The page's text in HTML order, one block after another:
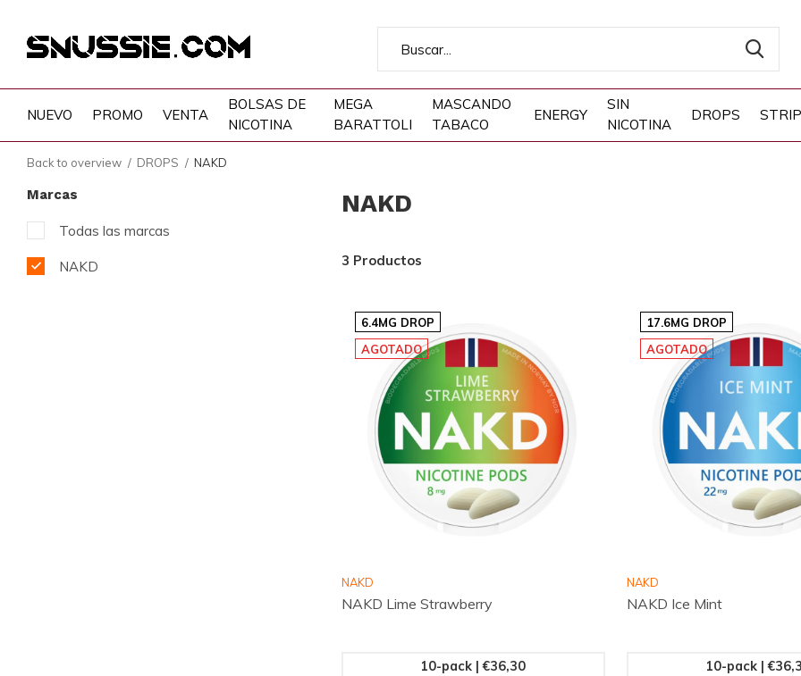
NUEVO PROMO VENTA
BOLSAS DE
NICOTINA
MEGA
BARATTOLI
MASCANDO
TABACO
ENERGY
SIN
NICOTINA
DROPS
Back to overview DROPS NAKD
Marcas
Todas las marcas
NAKD
NAKD
3 Productos
6.4MG DROP
AGOTADO
NAKD
NAKD Lime Strawberry
10-pack | €36,30
17.6MG DROP
AGOTADO
NAKD
NAKD Ice Mint
10-pack |